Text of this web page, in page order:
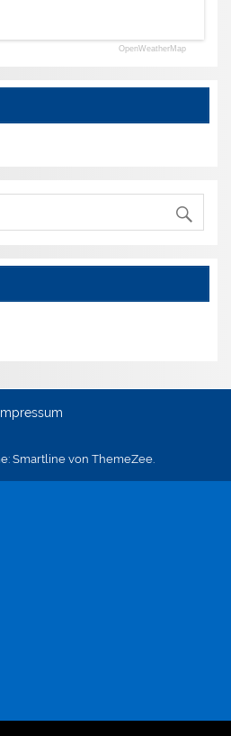
OpenWeatherMap
Smartline von ThemeZee.